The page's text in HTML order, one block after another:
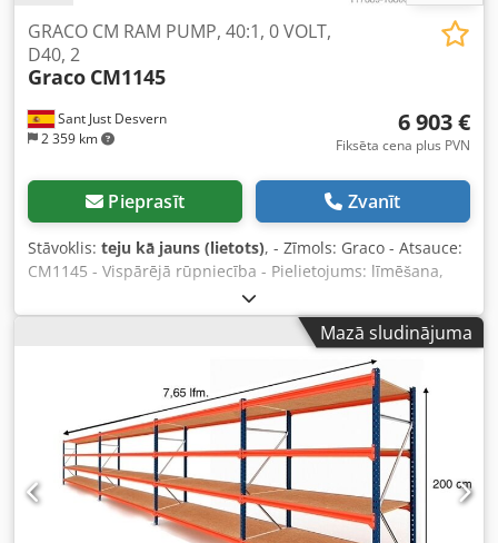
Sant Just Desvern
2 359 km
GRACO CM RAM PUMP, 40:1, 0 VOLT,
D40, 2
Graco CM1145
6 903 €
Fiksēta cena plus PVN
Pieprasīt Zvanīt
Stāvoklis: teju kā jauns (lietots), - Zīmols: Graco - Atsauce:
CM1145 - Vispārējā rūpniecība - Pielietojums: līmēšana,
hermetizācija, PVC, blīves, kapsulēšana, formēšana,
iepildīšana, materiāla trūkuma aizpildīšana - Maksimālā
plūsma: 3,4 l/min - Maksimālais darba spiediens: 276 bāri -
Maksimālais ieplūdes gaisa spiediens: 8,62 bāri -
Spiediena attiecība: 40:1 - Paredzēts 20 l mucām -
Maksimālā darba temperatūra: 49 °C Crodpfx Aov S
Dzdscbsf - Pilnībā pārbaudīts lietots produkts - 1 gada
garantija (neattiecas uz elektriskajām iekārtām un
produktiem, kas nav Graco) - Pieejama piegāde vai
izņemšana no veikala - PVN 21% NAV iekļauts cenā - PVN IR
IEKĻAUTS. Reģistrēts uzņēmums VIES sistēmā vai ar TAX ID
Mazā sludinājuma